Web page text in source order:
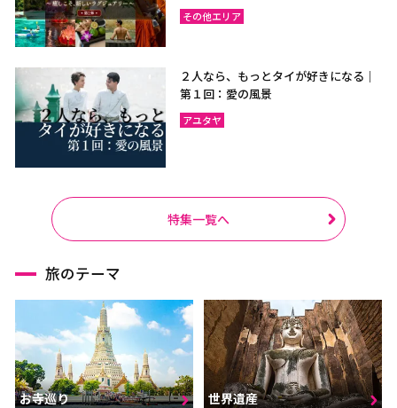
その他エリア
２人なら、もっとタイが好きになる｜
第１回：愛の風景
アユタヤ
特集一覧へ
旅のテーマ
お寺巡り 世界遺産